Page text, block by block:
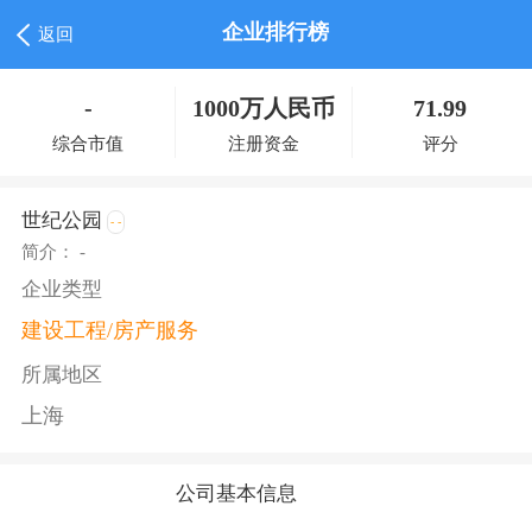
返回 企业排行榜
-
综合市值
1000万人民币
注册资金
71.99
评分
世纪公园 - -
简介： -
企业类型
建设工程/房产服务
所属地区
上海
公司基本信息